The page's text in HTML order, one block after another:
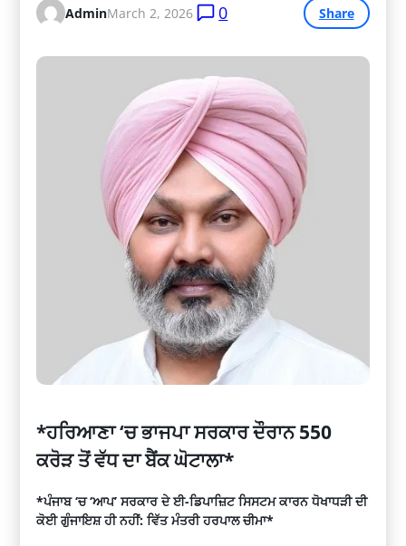
AdminMarch 2, 2026 0 Share
*ਹਰਿਆਣਾ ‘ਚ ਭਾਜਪਾ ਸਰਕਾਰ ਦੌਰਾਨ 550
ਕਰੋੜ ਤੋਂ ਵੱਧ ਦਾ ਬੈਂਕ ਘੋਟਾਲਾ*
*ਪੰਜਾਬ ‘ਚ ‘ਆਪ’ ਸਰਕਾਰ ਦੇ ਈ-ਡਿਪਾਜ਼ਿਟ ਸਿਸਟਮ ਕਾਰਨ ਧੋਖਾਧੜੀ ਦੀ
ਕੋਈ ਗੁੰਜਾਇਸ਼ ਹੀ ਨਹੀਂ: ਵਿੱਤ ਮੰਤਰੀ ਹਰਪਾਲ ਚੀਮਾ*